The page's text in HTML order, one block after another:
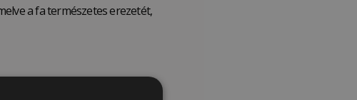
a fa természetes erezetét,